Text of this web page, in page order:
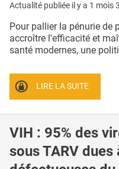
Actualité publiée il y a 1 mois
Pour pallier la pénurie de
accroître l'efficacité et
santé modernes, une
LIRE LA SUITE
VIH : 95% des
sous TARV